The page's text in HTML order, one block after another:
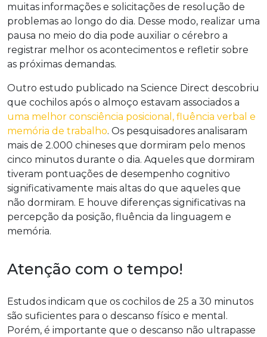
muitas informações e solicitações de resolução de
problemas ao longo do dia. Desse modo, realizar uma
pausa no meio do dia pode auxiliar o cérebro a
registrar melhor os acontecimentos e refletir sobre
as próximas demandas.
Outro estudo publicado na Science Direct descobriu
que cochilos após o almoço estavam associados a
uma melhor consciência posicional, fluência verbal e
memória de trabalho. Os pesquisadores analisaram
mais de 2.000 chineses que dormiram pelo menos
cinco minutos durante o dia. Aqueles que dormiram
tiveram pontuações de desempenho cognitivo
significativamente mais altas do que aqueles que
não dormiram. E houve diferenças significativas na
percepção da posição, fluência da linguagem e
memória.
Atenção com o tempo!
Estudos indicam que os cochilos de 25 a 30 minutos
são suficientes para o descanso físico e mental.
Porém, é importante que o descanso não ultrapasse